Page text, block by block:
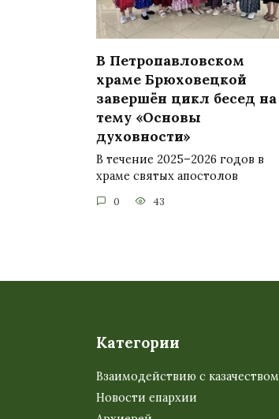
В Петропавловском
храме Брюховецкой
завершён цикл бесед на
тему «Основы
духовности»
В течение 2025–2026 годов в
храме святых апостолов
0 43
Категории
Взаимодействию с казачеством
Новости епархии